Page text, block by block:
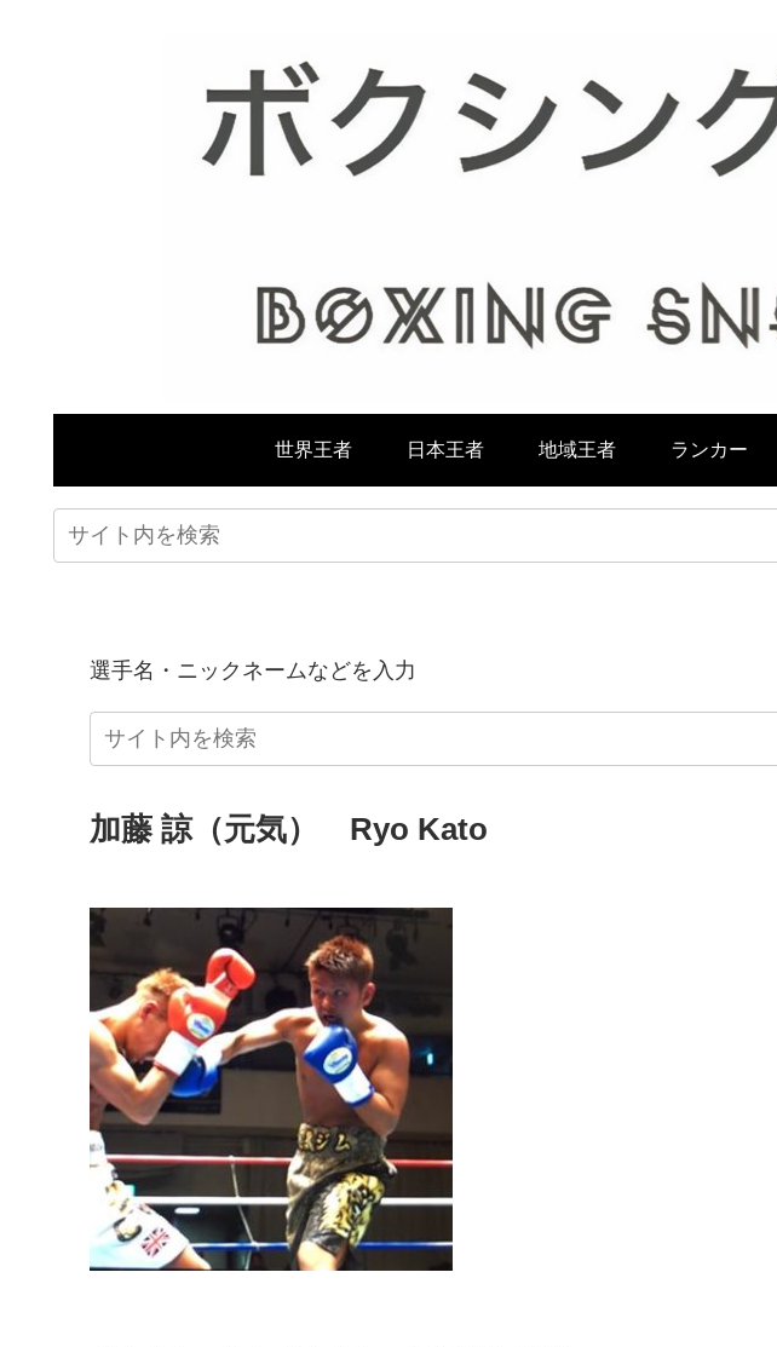
世界王者 日本王者 地域王者 ランカー
選手名・ニックネームなどを入力
加藤 諒（元気） Ryo Kato